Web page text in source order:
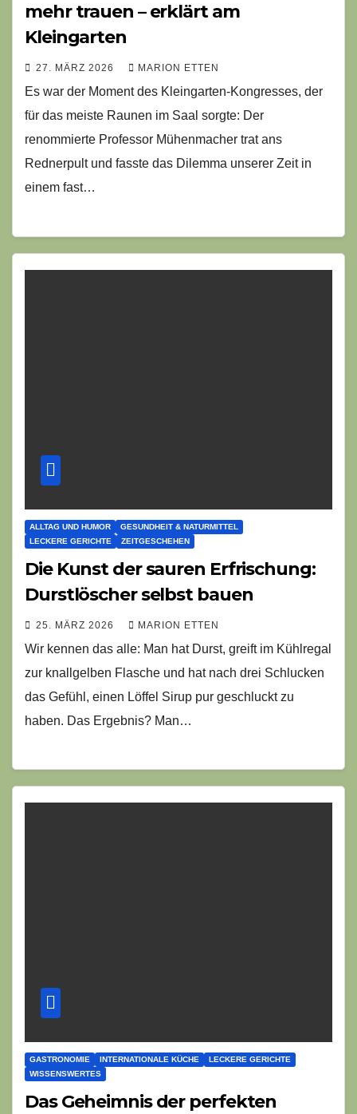
mehr trauen – erklärt am
Kleingarten
27. MÄRZ 2026 MARION ETTEN
Es war der Moment des Kleingarten-Kongresses, der
für das meiste Raunen im Saal sorgte: Der
renommierte Professor Mühenmacher trat ans
Rednerpult und fasste das Dilemma unserer Zeit in
einem fast…
ALLTAG UND HUMOR
GESUNDHEIT & NATURMITTEL
LECKERE GERICHTE
ZEITGESCHEHEN
Die Kunst der sauren Erfrischung:
Durstlöscher selbst bauen
25. MÄRZ 2026 MARION ETTEN
Wir kennen das alle: Man hat Durst, greift im Kühlregal
zur knallgelben Flasche und hat nach drei Schlucken
das Gefühl, einen Löffel Sirup pur geschluckt zu
haben. Das Ergebnis? Man…
GASTRONOMIE INTERNATIONALE KÜCHE
LECKERE GERICHTE
WISSENSWERTES
Das Geheimnis der perfekten